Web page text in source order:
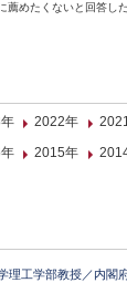
めたくないと回答し
2022年
2015年
理工学部教授／内閣